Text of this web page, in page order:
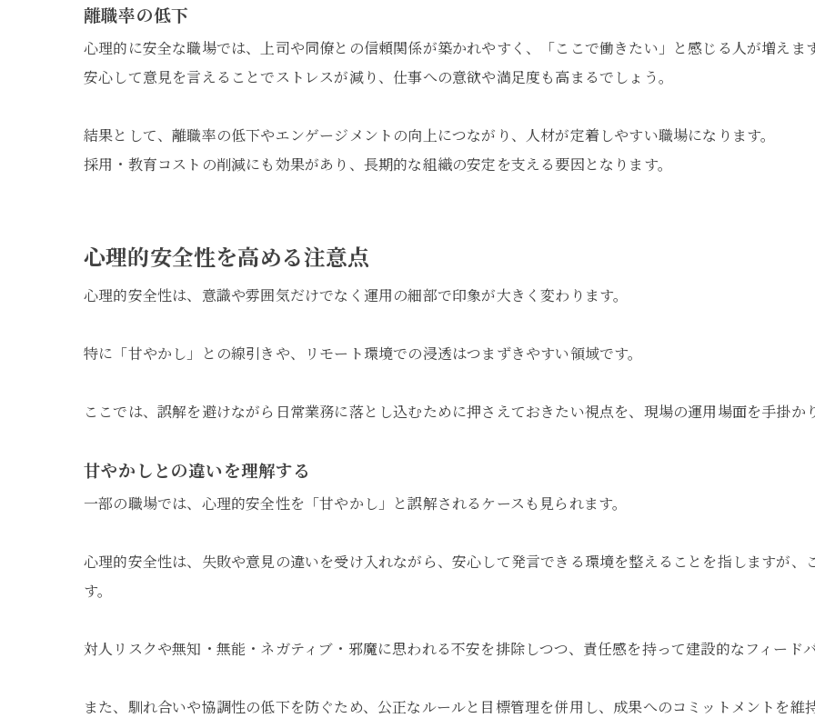
離職率の低下
心理的に安全な職場では、上司や同僚との信頼関係が築かれやすく、「ここで働きたい」と感じる人が増えます
安心して意見を言えることでストレスが減り、仕事への意欲や満足度も高まるでしょう。
結果として、離職率の低下やエンゲージメントの向上につながり、人材が定着しやすい職場になります。
採用・教育コストの削減にも効果があり、長期的な組織の安定を支える要因となります。
心理的安全性を高める注意点
心理的安全性は、意識や雰囲気だけでなく運用の細部で印象が大きく変わります。
特に「甘やかし」との線引きや、リモート環境での浸透はつまずきやすい領域です。
ここでは、誤解を避けながら日常業務に落とし込むために押さえておきたい視点を、現場の運用場面を手掛か
甘やかしとの違いを理解する
一部の職場では、心理的安全性を「甘やかし」と誤解されるケースも見られます。
心理的安全性は、失敗や意見の違いを受け入れながら、安心して発言できる環境を整えることを指しますが、
す。
対人リスクや無知・無能・ネガティブ・邪魔に思われる不安を排除しつつ、責任感を持って建設的なフィード
また、馴れ合いや協調性の低下を防ぐため、公正なルールと目標管理を併用し、成果へのコミットメントを維